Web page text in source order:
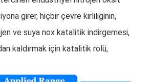
girer, hiçbir çevre kirliliğinin,
ve suya nox katalitik indirgemesi,
kaldırmak için katalitik rolü,